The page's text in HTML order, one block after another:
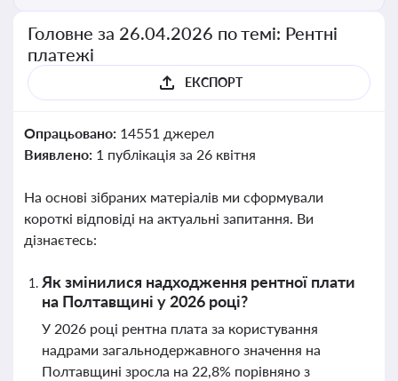
Головне за 26.04.2026 по темі: Рентні
платежі
ЕКСПОРТ
Опрацьовано: 14551 джерел
Виявлено: 1 публікація за 26 квітня
На основі зібраних матеріалів ми сформували
короткі відповіді на актуальні запитання. Ви
дізнаєтесь:
Як змінилися надходження рентної плати
на Полтавщині у 2026 році?
У 2026 році рентна плата за користування
надрами загальнодержавного значення на
Полтавщині зросла на 22,8% порівняно з